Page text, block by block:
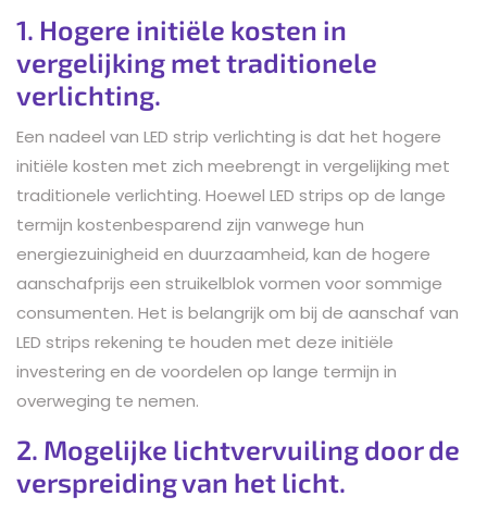
1. Hogere initiële kosten in
vergelijking met traditionele
verlichting.
Een nadeel van LED strip verlichting is dat het hogere
initiële kosten met zich meebrengt in vergelijking met
traditionele verlichting. Hoewel LED strips op de lange
termijn kostenbesparend zijn vanwege hun
energiezuinigheid en duurzaamheid, kan de hogere
aanschafprijs een struikelblok vormen voor sommige
consumenten. Het is belangrijk om bij de aanschaf van
LED strips rekening te houden met deze initiële
investering en de voordelen op lange termijn in
overweging te nemen.
2. Mogelijke lichtvervuiling door de
verspreiding van het licht.